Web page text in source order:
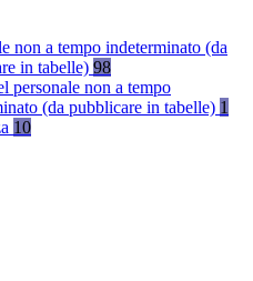
non a tempo indeterminato (da
in tabelle) 98
personale non a tempo
(da pubblicare in tabelle) 1
10